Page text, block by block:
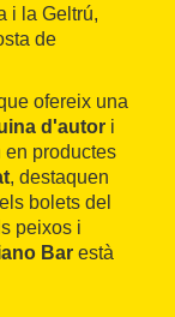
i la Geltrú,
de
ofereix una
d'autor i
en productes
, destaquen
bolets del
peixos i
Bar està